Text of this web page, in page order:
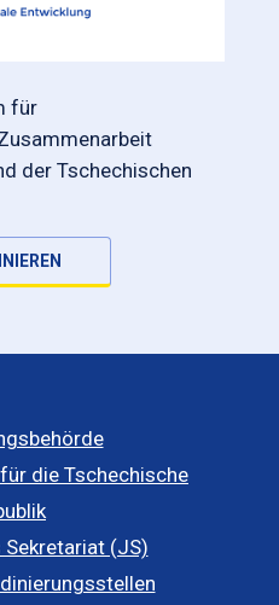
für
der Tschechischen
die Tschechische
(JS)